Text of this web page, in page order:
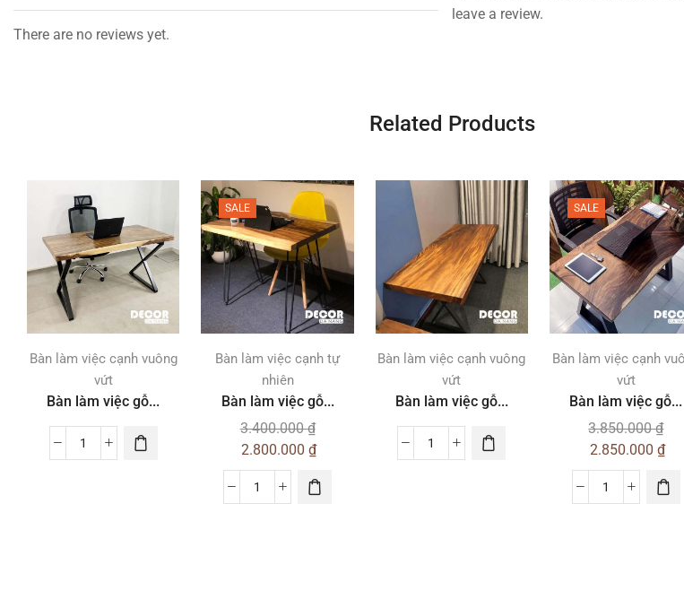
There are no reviews yet.
leave a review.
Related Products
Bàn làm việc cạnh vuông
vứt
Bàn làm việc gỗ...
SALE
Bàn làm việc cạnh tự
nhiên
Bàn làm việc gỗ...
3.400.000₫
2.800.000₫
Bàn làm việc cạnh vuông
vứt
Bàn làm việc gỗ...
SALE
Bàn làm việc cạnh
vứt
Bàn làm việc gỗ...
3.850.000₫
2.850.000 ₫